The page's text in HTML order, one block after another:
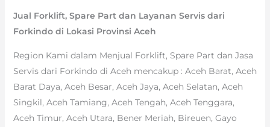
Jual Forklift, Spare Part dan Layanan Servis dari
Forkindo di Lokasi Provinsi Aceh
Region Kami dalam Menjual Forklift, Spare Part dan Jasa
Servis dari Forkindo di Aceh mencakup : Aceh Barat, Aceh
Barat Daya, Aceh Besar, Aceh Jaya, Aceh Selatan, Aceh
Singkil, Aceh Tamiang, Aceh Tengah, Aceh Tenggara,
Aceh Timur, Aceh Utara, Bener Meriah, Bireuen, Gayo